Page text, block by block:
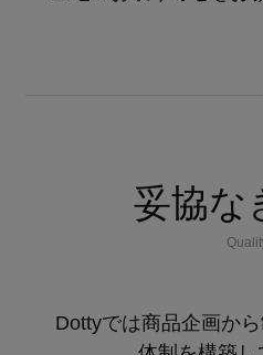
妥協な
Dottyでは商品企画か